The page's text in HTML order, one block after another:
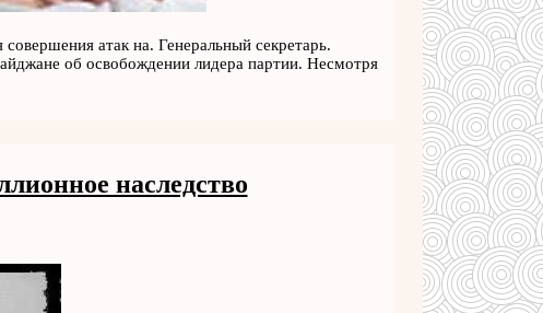
атак на. Генеральный секретарь.
об освобождении лидера партии. Несмотря
наследство